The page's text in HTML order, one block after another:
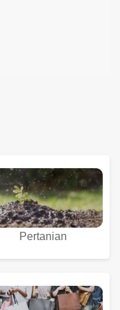
Pertanian